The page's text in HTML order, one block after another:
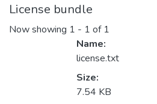
License bundle
Now showing 1 - 1 of 1
Name:
license.txt
Size:
7.54 KB